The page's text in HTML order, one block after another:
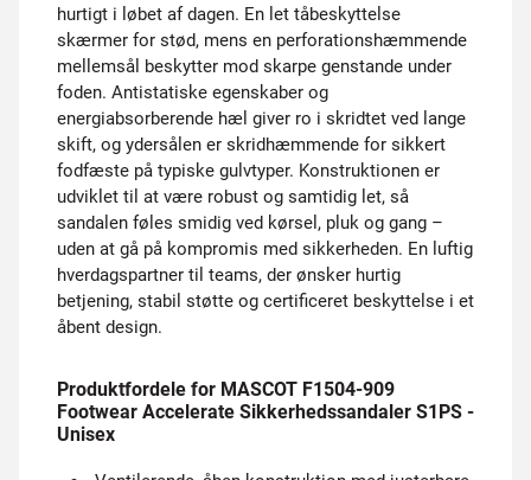
hurtigt i løbet af dagen. En let tåbeskyttelse
skærmer for stød, mens en perforationshæmmende
mellemsål beskytter mod skarpe genstande under
foden. Antistatiske egenskaber og
energiabsorberende hæl giver ro i skridtet ved lange
skift, og ydersålen er skridhæmmende for sikkert
fodfæste på typiske gulvtyper. Konstruktionen er
udviklet til at være robust og samtidig let, så
sandalen føles smidig ved kørsel, pluk og gang –
uden at gå på kompromis med sikkerheden. En luftig
hverdagspartner til teams, der ønsker hurtig
betjening, stabil støtte og certificeret beskyttelse i et
åbent design.
Produktfordele for MASCOT F1504-909
Footwear Accelerate Sikkerhedssandaler S1PS -
Unisex